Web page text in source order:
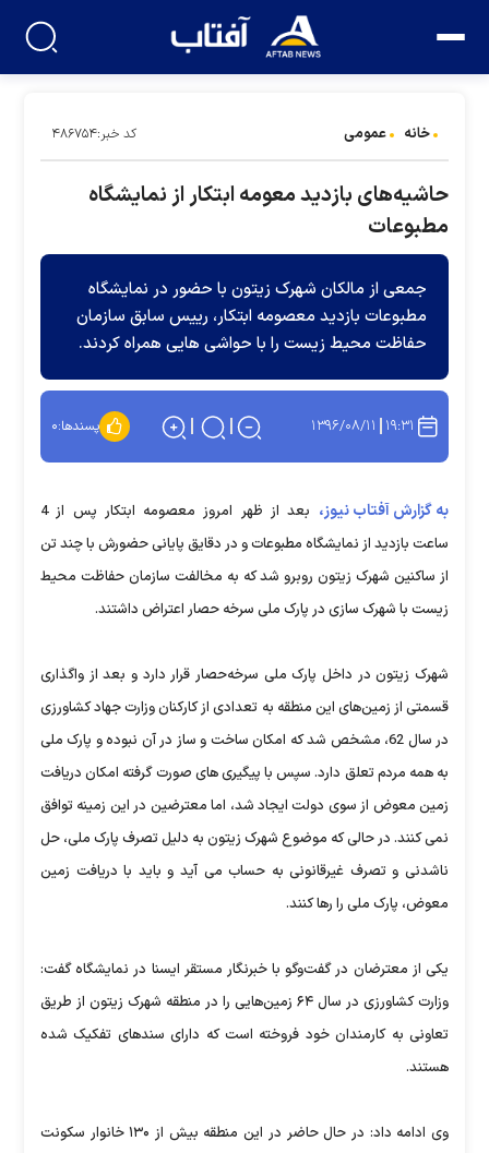
خانه عمومی کد خبر:۴۸۶۷۵۴
حاشیه‌های بازدید معومه ابتکار از نمایشگاه
مطبوعات
جمعی از مالکان شهرک زیتون با حضور در نمایشگاه
مطبوعات بازدید معصومه ابتکار، رییس سابق سازمان
حفاظت محیط زیست را با حواشی هایی همراه کردند.
۱۹:۳۱ ۱۳۹۶/۰۸/۱۱ پسندها:۰
به گزارش آفتاب نیوز،
بعد از ظهر امروز معصومه ابتکار پس از 4
ساعت بازدید از نمایشگاه مطبوعات و در دقایق پایانی حضورش با چند تن
از ساکنین شهرک زیتون روبرو شد که به مخالفت سازمان حفاظت محیط
زیست با شهرک سازی در پارک ملی سرخه حصار اعتراض داشتند.
شهرک زیتون در داخل پارک ملی سرخه‌حصار قرار دارد و بعد از واگذاری
قسمتی از زمین‌های این منطقه به تعدادی از کارکنان وزارت جهاد کشاورزی
در سال 62، مشخص شد که امکان ساخت و ساز در آن نبوده و پارک ملی
به همه مردم تعلق دارد. سپس با پیگیری های صورت گرفته امکان دریافت
زمین معوض از سوی دولت ایجاد شد، اما معترضین در این زمینه توافق
نمی کنند. در حالی که موضوع شهرک زیتون به دلیل تصرف پارک ملی، حل
ناشدنی و تصرف غیرقانونی به حساب می آید و باید با دریافت زمین
معوض، پارک ملی را رها کنند.
یکی از معترضان در گفت‌وگو با خبرنگار مستقر ایسنا در نمایشگاه گفت:
وزارت کشاورزی در سال ۶۴ زمین‌هایی را در منطقه شهرک زیتون از طریق
تعاونی به کارمندان خود فروخته است که دارای سندهای تفکیک شده
هستند.
وی ادامه داد: در حال حاضر در این منطقه بیش از ۱۳۰ خانوار سکونت